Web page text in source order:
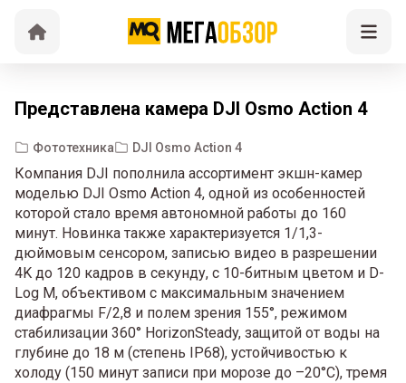
Представлена камера DJI Osmo Action 4
Фототехника DJI Osmo Action 4
Компания DJI пополнила ассортимент экшн-камер
моделью DJI Osmo Action 4, одной из особенностей
которой стало время автономной работы до 160
минут. Новинка также характеризуется 1/1,3-
дюймовым сенсором, записью видео в разрешении
4K до 120 кадров в секунду, с 10-битным цветом и D-
Log M, объективом с максимальным значением
диафрагмы F/2,8 и полем зрения 155°, режимом
стабилизации 360° HorizonSteady, защитой от воды на
глубине до 18 м (степень IP68), устойчивостью к
холоду (150 минут записи при морозе до –20°C), тремя